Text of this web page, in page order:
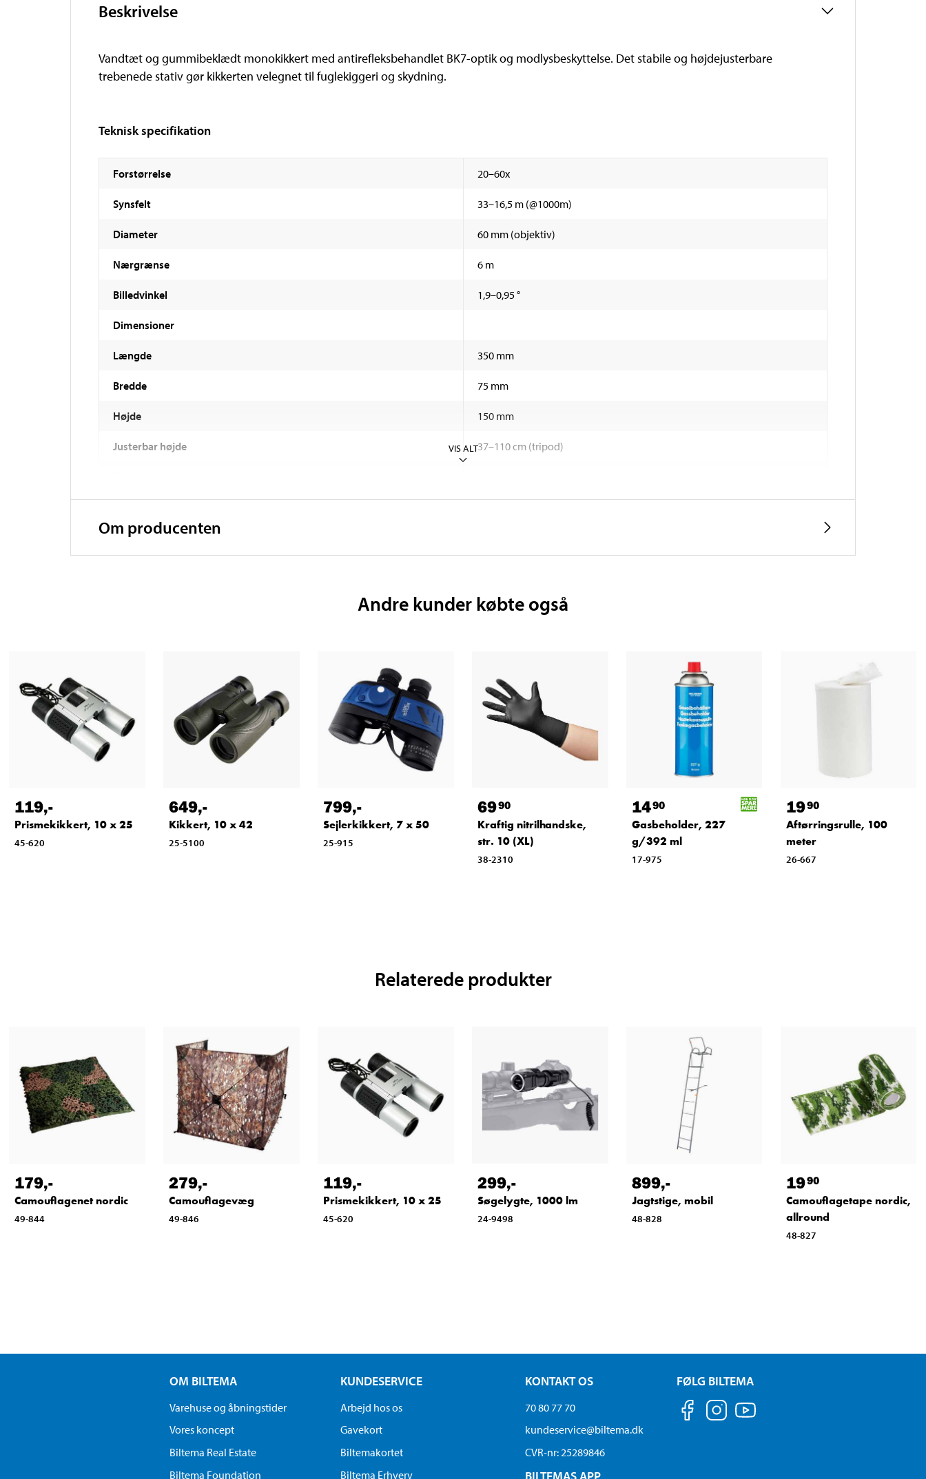
Beskrivelse
Vandtæt og gummibeklædt monokikkert med antirefleksbehandlet BK7-optik og modlysbeskyttelse. Det stabile og højdejusterbare
trebenede stativ gør kikkerten velegnet til fuglekiggeri og skydning.
Teknisk specifikation
Forstørrelse 20–60x
Synsfelt 33–16,5 m (@1000m)
Diameter 60 mm (objektiv)
Nærgrænse 6 m
Billedvinkel 1,9–0,95 °
Dimensioner
Længde 350 mm
Bredde 75 mm
Højde 150 mm
Justerbar højde 37–110 cm (tripod)
VIS ALT
Om producenten
Andre kunder købte også
119,-
Prismekikkert, 10 x 25
45-620
649,-
Kikkert, 10 x 42
25-5100
799,-
Sejlerkikkert, 7 x 50
25-915
6990
Kraftig nitrilhandske,
str. 10 (XL)
38-2310
1490
Gasbeholder, 227
g/392 ml
17-975
1990
Aftørringsrulle, 100
meter
26-667
Relaterede produkter
179,-
Camouflagenet nordic
49-844
279,-
Camouflagevæg
49-846
119,-
Prismekikkert, 10 x 25
45-620
299,-
Søgelygte, 1000 lm
24-9498
899,-
Jagtstige, mobil
48-828
1990
Camouflagetape nordic,
allround
48-827
OM BILTEMA
Varehuse og åbningstider
Vores koncept
Biltema Real Estate
Biltema Foundation
KUNDESERVICE
Arbejd hos os
Gavekort
Biltemakortet
Biltema Erhverv
KONTAKT OS
70 80 77 70
kundeservice@biltema.dk
CVR-nr: 25289846
BILTEMAS APP
FØLG BILTEMA